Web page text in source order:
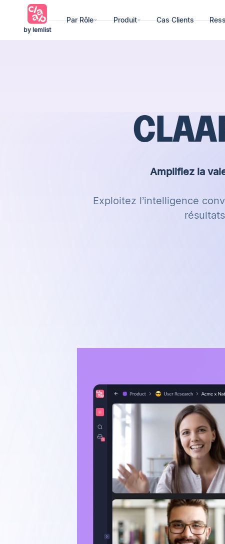
by lemlist
Par Rôle Produit Cas Clients
Amplifiez la
Exploitez l’intelligence